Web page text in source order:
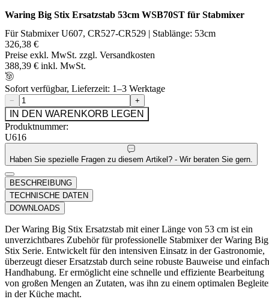
Waring Big Stix Ersatzstab 53cm WSB70ST für Stabmixer
Für Stabmixer U607, CR527-CR529 | Stablänge: 53cm
326,38 €
Preise exkl. MwSt. zzgl. Versandkosten
388,39 € inkl. MwSt.
Sofort verfügbar, Lieferzeit: 1–3 Werktage
− +
IN DEN WARENKORB LEGEN
Produktnummer:
U616
Haben Sie spezielle Fragen zu diesem Artikel? - Wir beraten Sie gern.
BESCHREIBUNG
TECHNISCHE DATEN
DOWNLOADS
Der Waring Big Stix Ersatzstab mit einer Länge von 53 cm ist ein
unverzichtbares Zubehör für professionelle Stabmixer der Waring Big
Stix Serie. Entwickelt für den intensiven Einsatz in der Gastronomie,
überzeugt dieser Ersatzstab durch seine robuste Bauweise und
Handhabung. Er ermöglicht eine schnelle und effiziente Bearbeitung
von großen Mengen an Zutaten, was ihn zu einem optimalen
in der Küche macht.